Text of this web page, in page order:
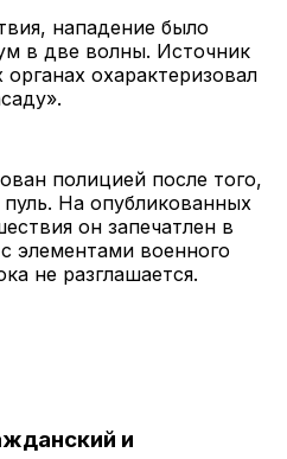
нападение было
в две волны. Источник
охарактеризовал
полицией после того,
На опубликованных
он запечатлен в
элементами военного
не разглашается.
и